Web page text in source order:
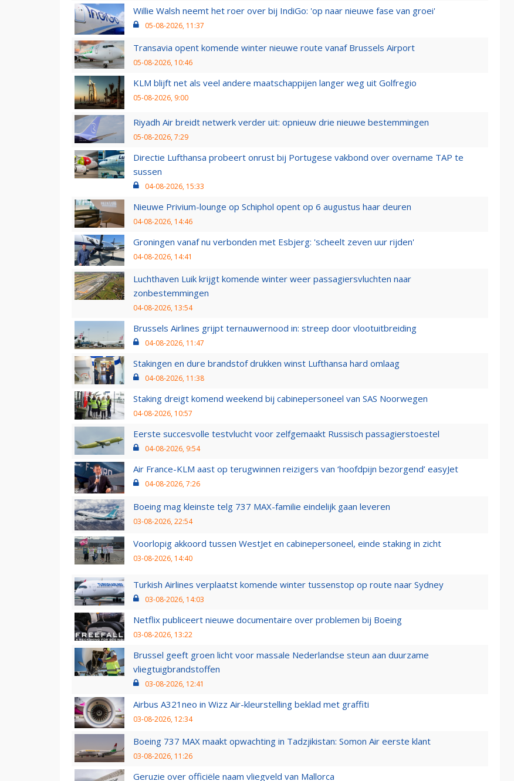
Willie Walsh neemt het roer over bij IndiGo: 'op naar nieuwe fase van groei'
05-08-2026, 11:37
Transavia opent komende winter nieuwe route vanaf Brussels Airport
05-08-2026, 10:46
KLM blijft net als veel andere maatschappijen langer weg uit Golfregio
05-08-2026, 9:00
Riyadh Air breidt netwerk verder uit: opnieuw drie nieuwe bestemmingen
05-08-2026, 7:29
Directie Lufthansa probeert onrust bij Portugese vakbond over overname TAP te
sussen
04-08-2026, 15:33
Nieuwe Privium-lounge op Schiphol opent op 6 augustus haar deuren
04-08-2026, 14:46
Groningen vanaf nu verbonden met Esbjerg: 'scheelt zeven uur rijden'
04-08-2026, 14:41
Luchthaven Luik krijgt komende winter weer passagiersvluchten naar
zonbestemmingen
04-08-2026, 13:54
Brussels Airlines grijpt ternauwernood in: streep door vlootuitbreiding
04-08-2026, 11:47
Stakingen en dure brandstof drukken winst Lufthansa hard omlaag
04-08-2026, 11:38
Staking dreigt komend weekend bij cabinepersoneel van SAS Noorwegen
04-08-2026, 10:57
Eerste succesvolle testvlucht voor zelfgemaakt Russisch passagierstoestel
04-08-2026, 9:54
Air France-KLM aast op terugwinnen reizigers van ‘hoofdpijn bezorgend’ easyJet
04-08-2026, 7:26
Boeing mag kleinste telg 737 MAX-familie eindelijk gaan leveren
03-08-2026, 22:54
Voorlopig akkoord tussen WestJet en cabinepersoneel, einde staking in zicht
03-08-2026, 14:40
Turkish Airlines verplaatst komende winter tussenstop op route naar Sydney
03-08-2026, 14:03
Netflix publiceert nieuwe documentaire over problemen bij Boeing
03-08-2026, 13:22
Brussel geeft groen licht voor massale Nederlandse steun aan duurzame
vliegtuigbrandstoffen
03-08-2026, 12:41
Airbus A321neo in Wizz Air-kleurstelling beklad met graffiti
03-08-2026, 12:34
Boeing 737 MAX maakt opwachting in Tadzjikistan: Somon Air eerste klant
03-08-2026, 11:26
Geruzie over officiële naam vliegveld van Mallorca